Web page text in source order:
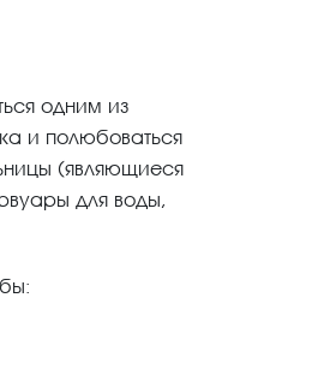
одним из
и полюбоваться
(являющиеся
для воды,